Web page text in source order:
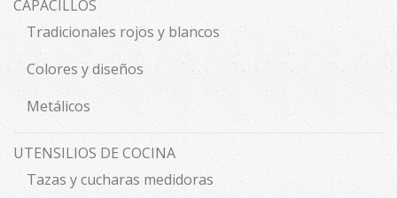
CAPACILLOS
Tradicionales rojos y blancos
Colores y diseños
Metálicos
UTENSILIOS DE COCINA
Tazas y cucharas medidoras